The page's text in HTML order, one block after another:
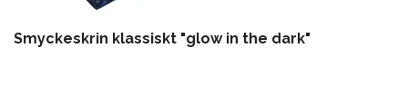
Smyckeskrin klassiskt "glow in the dark"